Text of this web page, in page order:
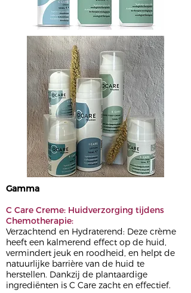
Gamma
C Care Creme: Huidverzorging tijdens
Chemotherapie:
Verzachtend en Hydraterend: Deze crème
heeft een kalmerend effect op de huid,
vermindert jeuk en roodheid, en helpt de
natuurlijke barrière van de huid te
herstellen. Dankzij de plantaardige
ingrediënten is C Care zacht en effectief.